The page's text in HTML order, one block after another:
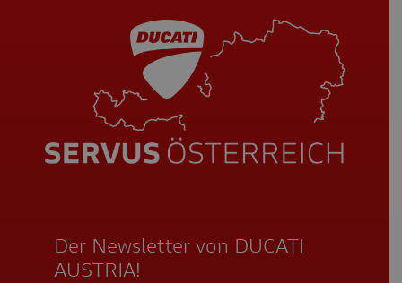
Der Newsletter von DUCATI
AUSTRIA!